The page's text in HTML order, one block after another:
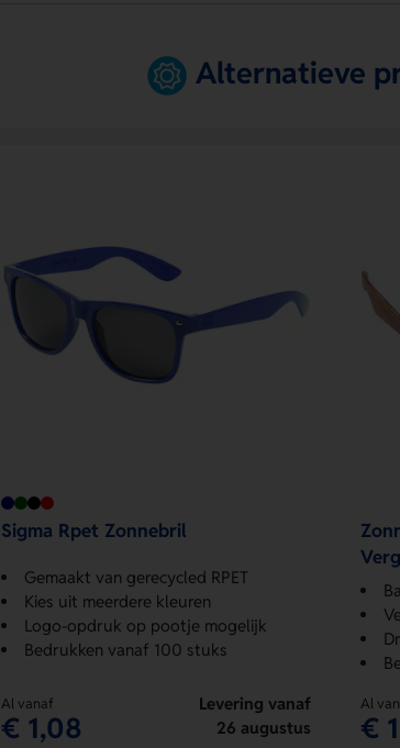
Alternatieve
Sigma Rpet Zonnebril
Gemaakt van gerecycled RPET
Kies uit meerdere kleuren
Logo-opdruk op pootje mogelijk
Bedrukken vanaf 100 stuks
Al vanaf
€ 1,08
Levering vanaf
26 augustus
Al
€